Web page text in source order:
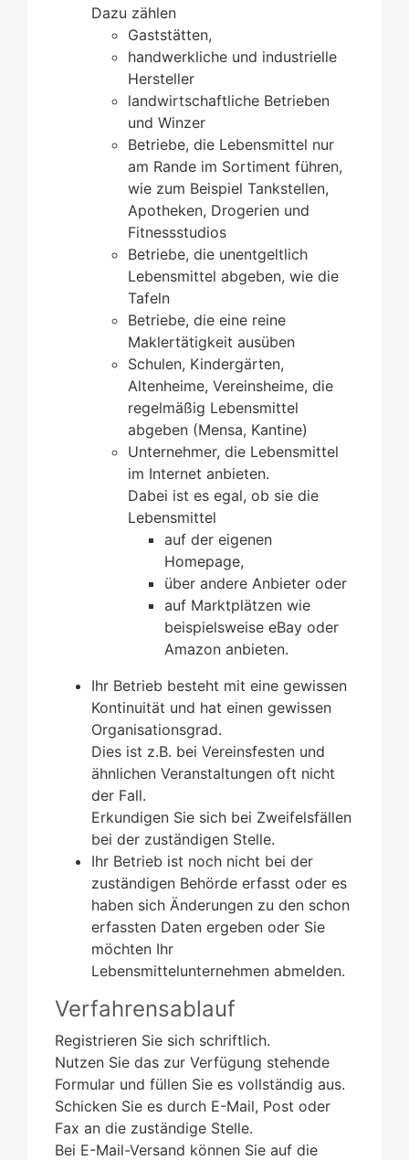
Dazu zählen
Gaststätten,
handwerkliche und industrielle
Hersteller
landwirtschaftliche Betrieben
und Winzer
Betriebe, die Lebensmittel nur
am Rande im Sortiment führen,
wie zum Beispiel Tankstellen,
Apotheken, Drogerien und
Fitnessstudios
Betriebe, die unentgeltlich
Lebensmittel abgeben, wie die
Tafeln
Betriebe, die eine reine
Maklertätigkeit ausüben
Schulen, Kindergärten,
Altenheime, Vereinsheime, die
regelmäßig Lebensmittel
abgeben (Mensa, Kantine)
Unternehmer, die Lebensmittel
im Internet anbieten.
Dabei ist es egal, ob sie die
Lebensmittel
auf der eigenen
Homepage,
über andere Anbieter oder
auf Marktplätzen wie
beispielsweise eBay oder
Amazon anbieten.
Ihr Betrieb besteht mit eine gewissen
Kontinuität und hat einen gewissen
Organisationsgrad.
Dies ist z.B. bei Vereinsfesten und
ähnlichen Veranstaltungen oft nicht
der Fall.
Erkundigen Sie sich bei Zweifelsfällen
bei der zuständigen Stelle.
Ihr Betrieb ist noch nicht bei der
zuständigen Behörde erfasst oder es
haben sich Änderungen zu den schon
erfassten Daten ergeben oder Sie
möchten Ihr
Lebensmittelunternehmen abmelden.
Verfahrensablauf
Registrieren Sie sich schriftlich.
Nutzen Sie das zur Verfügung stehende
Formular und füllen Sie es vollständig aus.
Schicken Sie es durch E-Mail, Post oder
Fax an die zuständige Stelle.
Bei E-Mail-Versand können Sie auf die